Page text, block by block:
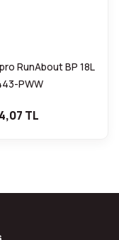
RunAbout BP 18L
PWW
TL